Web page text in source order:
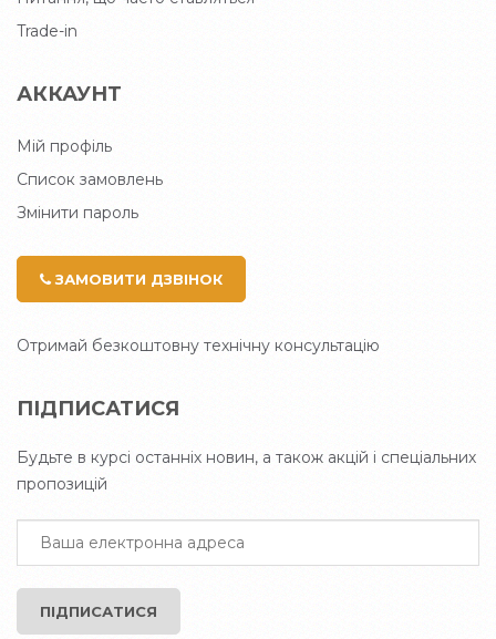
Trade-in
АККАУНТ
Мій профіль
Список замовлень
Змінити пароль
ЗАМОВИТИ ДЗВІНОК
Отримай безкоштовну технічну консультацію
ПІДПИСАТИСЯ
Будьте в курсі останніх новин, а також акцій і спеціальних
пропозицій
ПІДПИСАТИСЯ